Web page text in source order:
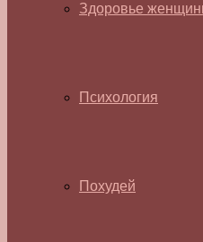
Здоровье
Психология
Похудей